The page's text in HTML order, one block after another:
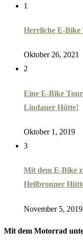
1
Herrliche E-Bike
Oktober 26, 2021
2
Eine E-Bike
Lindauer Hütte!
Oktober 1, 2019
3
Mit dem E-Bike
Heilbronner
November 5, 2019
Mit dem Motorrad